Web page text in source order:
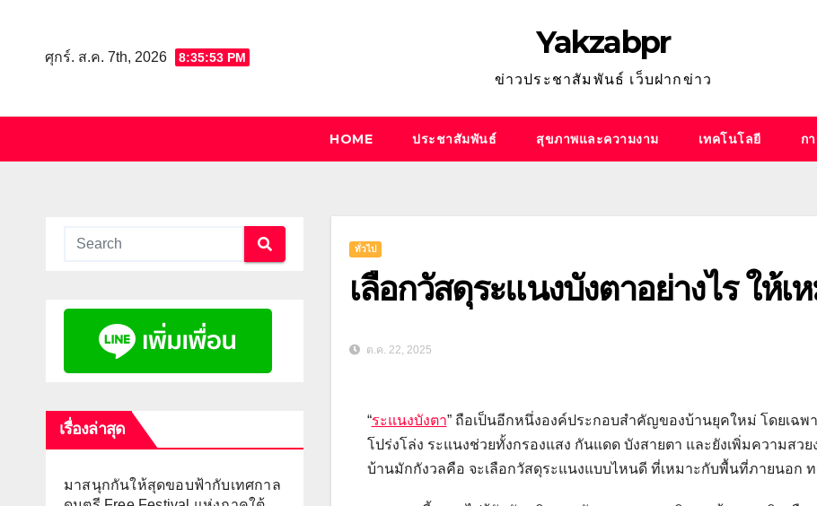
ศุกร์. ส.ค. 7th, 2026 8:35:54 PM Yakzabpr
ข่าวประชาสัมพันธ์ เว็บฝากข่าว
HOME ประชาสัมพันธ์ สุขภาพและความงาม เทคโนโลยี ก
เรื่องล่าสุด
มาสนุกกันให้สุดขอบฟ้ากับเทศกาล
ทั่วไป
เลือกวัสดุระแนงบังตาอย่างไร ให้
ต.ค. 22, 2025
“ระแนงบังตา” ถือเป็นอีกหนึ่งองค์ประกอบสำคัญของบ้านยุคใหม่ โดยเฉ
โปร่งโล่ง ระแนงช่วยทั้งกรองแสง กันแดด บังสายตา และยังเพิ่มความสว
บ้านมักกังวลคือ จะเลือกวัสดุระแนงแบบไหนดี ที่เหมาะกับพื้นที่ภายนอก